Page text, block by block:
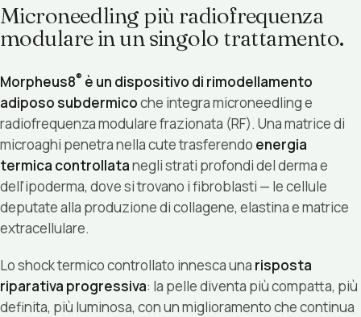
Microneedling più radiofrequenza
modulare in un singolo trattamento.
Morpheus8® è un dispositivo di rimodellamento
adiposo subdermicoche integra microneedling e
radiofrequenza modulare frazionata (RF). Una matrice di
microaghi penetra nella cute trasferendo energia
termica controllatanegli strati profondi del derma e
dell'ipoderma, dove si trovano i fibroblasti — le cellule
deputate alla produzione di collagene, elastina e matrice
extracellulare.
Lo shock termico controllato innesca una risposta
riparativa progressiva: la pelle diventa più compatta, più
definita, più luminosa, con un miglioramento che continua